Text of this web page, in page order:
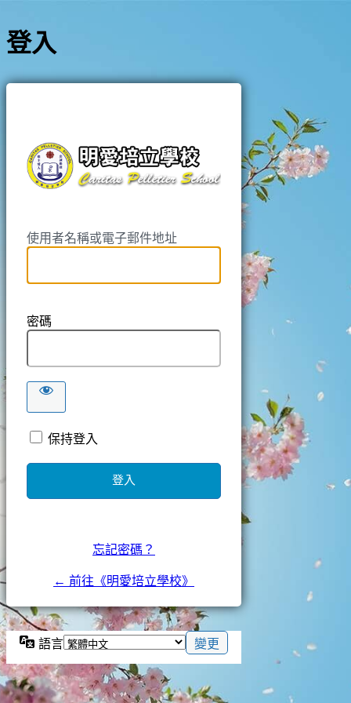
登入
https://
使用者名稱或電子郵件地址
密碼
保持登入
忘記密碼？
← 前往《明愛培立學校》
語言